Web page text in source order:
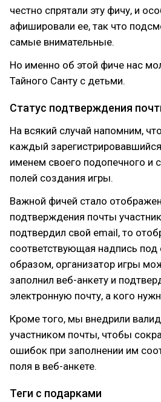
честно спрятали эту фичу, и
афишировали ее, так что
самые внимательные.
Но именно об этой фиче нас
Тайного Санту с детьми.
Статус подтверждения
На всякий случай напомним,
каждый
именем своего подопечного и
полей создания игры.
Важной фичей стало
подтверждения почты
подтвердил свой email, то
соответствующая надпись
образом, организатор игры
заполнил веб-анкету и
электронную почту, а кого
Кроме того, мы внедрили
участником почты, чтобы
ошибок при заполнении им
поля в веб-анкете.
Теги с подарками